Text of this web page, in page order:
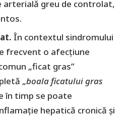
arterială greu de controlat,
În contextul sindromului
frecvent o afecțiune
„ficat gras”
„boala ficatului gras
în timp se poate
hepatică cronică și